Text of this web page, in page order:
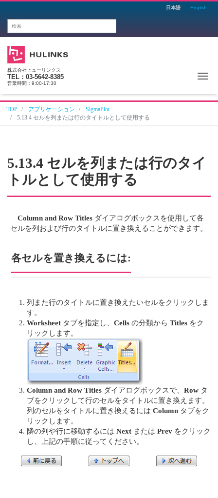
日本語 English
株式会社ヒューリンクス
TEL：03-5642-8385
営業時間：9:00-17:30
TOP アプリケーション
SigmaPlot
5.13.4 セルを列または行のタイトルとして使用する
5.13.4 セルを列または行のタイ
トルとして使用する
Column and Row Titles ダイアログボックスを使用して各
セルを列および行のタイトルに置き換えることができます。
各セルを置き換えるには:
列また行のタイトルに置き換えたいセルをクリックしま
す。
Worksheet タブを指定し、 Cells の分類から Titles をク
リックします。
Column and Row Titles ダイアログボックスで、 Row タ
ブをクリックして行のセルをタイトルに置き換えます。
列のセルをタイトルに置き換えるには Column タブをク
リックします。
隣の列や行に移動するには Next または Prev をクリック
し、上記の手順に従ってください。